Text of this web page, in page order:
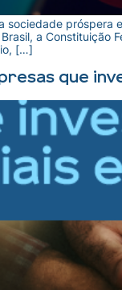
sociedade
a Constituição
[…]
que